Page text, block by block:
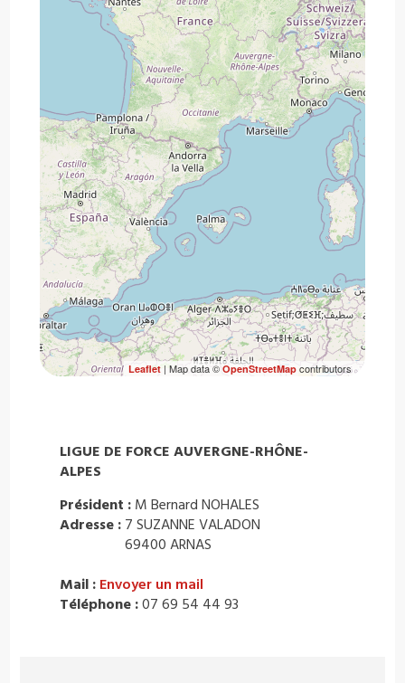
Leaflet| Map data ©OpenStreetMapcontributors
LIGUE DE FORCE AUVERGNE-RHÔNE-
ALPES
Président : M Bernard NOHALES
Adresse : 7 SUZANNE VALADON
69400 ARNAS
Mail : Envoyer un mail
Téléphone :07 69 54 44 93